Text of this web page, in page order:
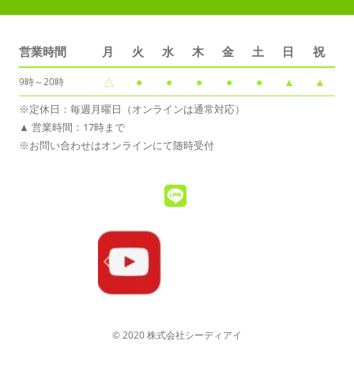
営業時間 月 火 水 木 金 土 日 祝
9時～20時 △ ● ● ● ● ● ▲ ▲
※定休日：毎週月曜日（オンラインは通常対応）
▲ 営業時間：17時まで
※お問い合わせはオンラインにて随時受付
© 2020 株式会社シーディアイ